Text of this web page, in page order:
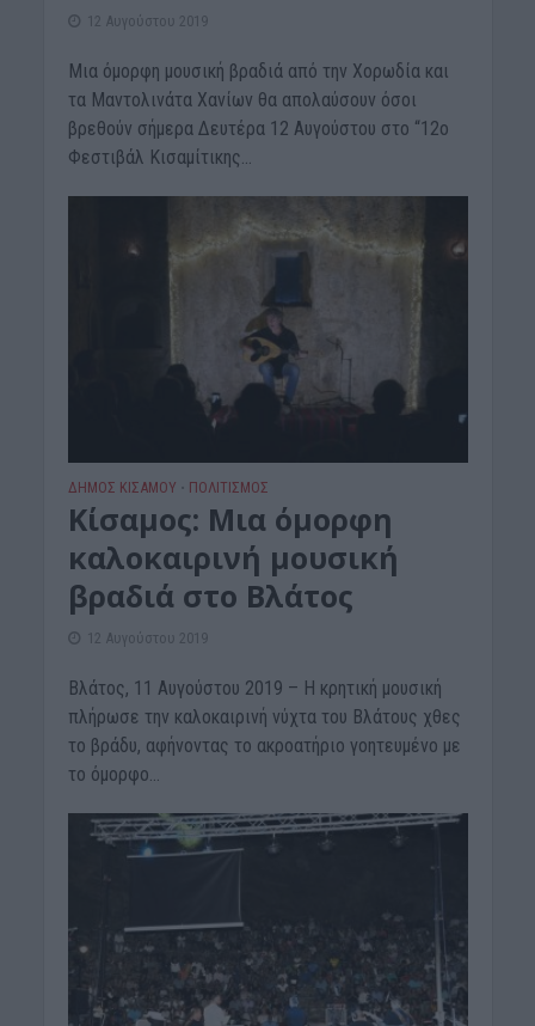
12 Αυγούστου 2019
Μια όμορφη μουσική βραδιά από την Χορωδία και
τα Μαντολινάτα Χανίων θα απολαύσουν όσοι
βρεθούν σήμερα Δευτέρα 12 Αυγούστου στο “12ο
Φεστιβάλ Κισαμίτικης...
ΔΉΜΟΣ ΚΙΣΆΜΟΥ • ΠΟΛΙΤΙΣΜΟΣ
Κίσαμος: Μια όμορφη
καλοκαιρινή μουσική
βραδιά στο Βλάτος
12 Αυγούστου 2019
Βλάτος, 11 Αυγούστου 2019 – Η κρητική μουσική
πλήρωσε την καλοκαιρινή νύχτα του Βλάτους χθες
το βράδυ, αφήνοντας το ακροατήριο γοητευμένο με
το όμορφο...